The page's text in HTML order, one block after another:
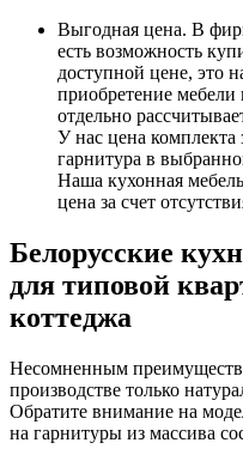
Выгодная цена. В
есть возможность
доступной цене, это
приобретение мебели
отдельно
У нас цена комплекта
гарнитура в
Наша кухонная
цена за счет
Белорусские
для типовой
коттеджа
Несомненным
производстве только
Обратите внимание на
на гарнитуры из массива